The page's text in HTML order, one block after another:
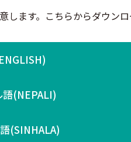
します。こちらからダウン
語(NEPALI)
(SINHALA)